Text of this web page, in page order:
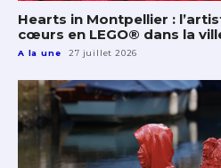
Hearts in Montpellier :
cœurs en LEGO® dans la
A la une 27 juillet 2026